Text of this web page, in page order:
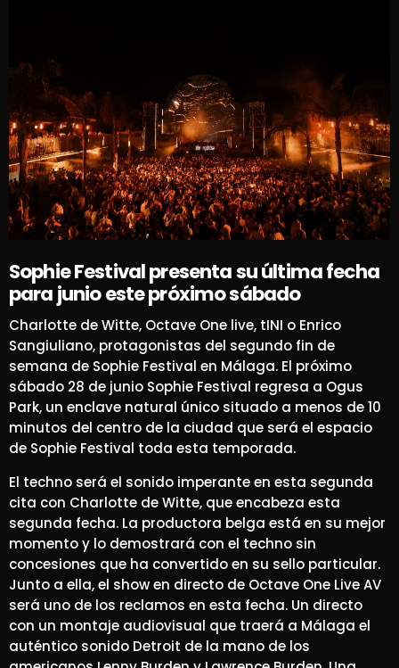
Sophie Festival presenta su última fecha
para junio este próximo sábado
Charlotte de Witte, Octave One live, tINI o Enrico
Sangiuliano, protagonistas del segundo fin de
semana de Sophie Festival en Málaga. El próximo
sábado 28 de junio Sophie Festival regresa a Ogus
Park, un enclave natural único situado a menos de 10
minutos del centro de la ciudad que será el espacio
de Sophie Festival toda esta temporada.
El techno será el sonido imperante en esta segunda
cita con Charlotte de Witte, que encabeza esta
segunda fecha. La productora belga está en su mejor
momento y lo demostrará con el techno sin
concesiones que ha convertido en su sello particular.
Junto a ella, el show en directo de Octave One Live AV
será uno de los reclamos en esta fecha. Un directo
con un montaje audiovisual que traerá a Málaga el
auténtico sonido Detroit de la mano de los